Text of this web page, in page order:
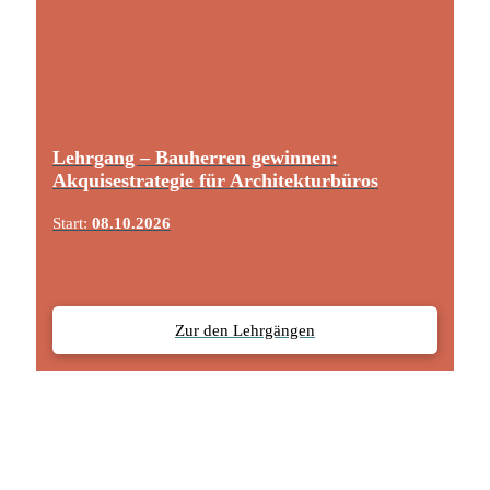
Lehrgang – Bauherren gewinnen:
Akquisestrategie für Architekturbüros
Start: 08.10.2026
Zur den Lehrgängen